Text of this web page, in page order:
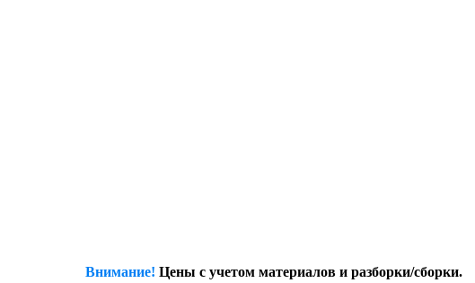
Внимание! Цены с учетом материалов и разборки/сборки.